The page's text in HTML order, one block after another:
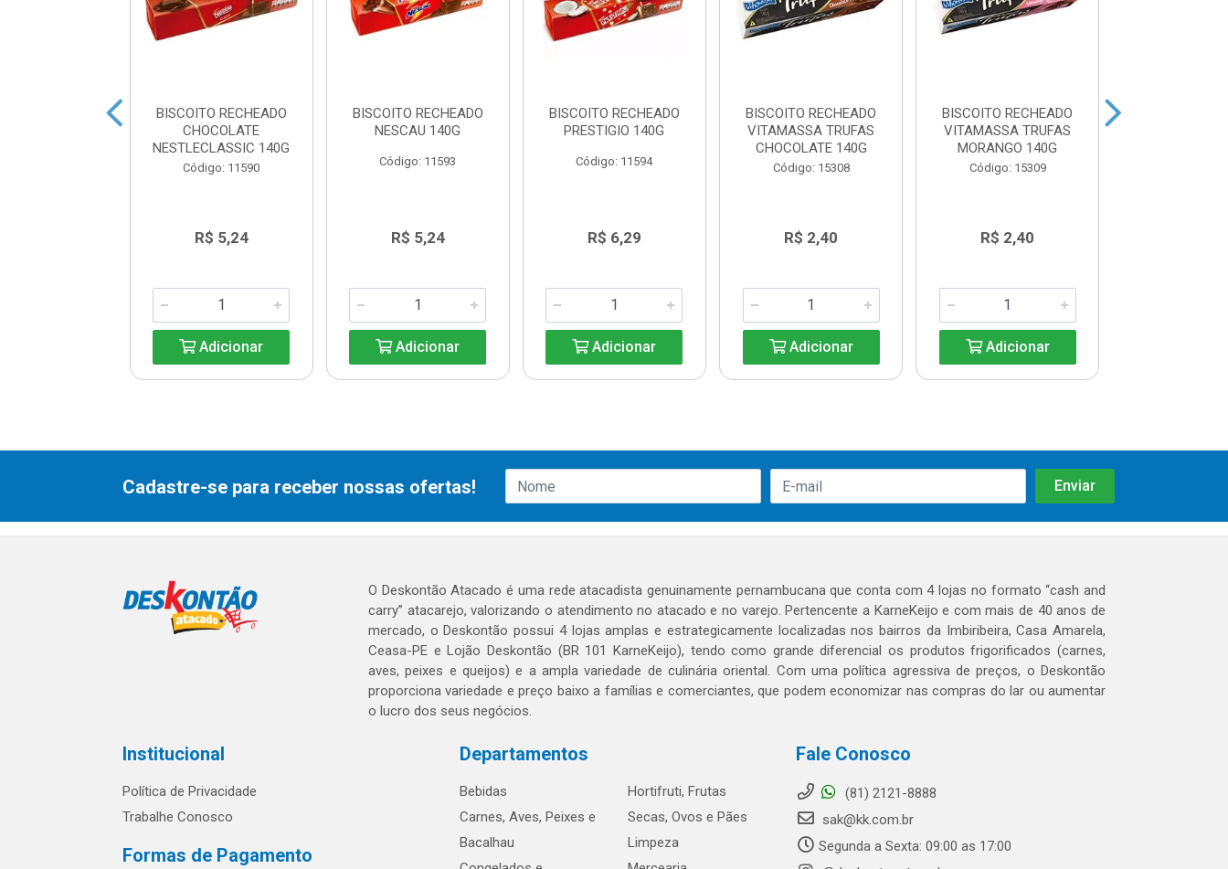
BISCOITO RECHEADO
CHOCOLATE
NESTLECLASSIC 140G
Código: 11590
R$ 5,24
Adicionar
BISCOITO RECHEADO
NESCAU 140G
Código: 11593
R$ 5,24
Adicionar
BISCOITO RECHEADO
PRESTIGIO 140G
Código: 11594
R$ 6,29
Adicionar
BISCOITO RECHEADO
VITAMASSA TRUFAS
CHOCOLATE 140G
Código: 15308
R$ 2,40
Adicionar
BISCOITO RECHEADO
VITAMASSA TRUFAS
MORANGO 140G
Código: 15309
R$ 2,40
Adicionar
Cadastre-se para receber nossas ofertas!
O Deskontão Atacado é uma rede atacadista genuinamente pernambucana que conta com 4 lojas no formato “cash and
carry” atacarejo, valorizando o atendimento no atacado e no varejo. Pertencente a KarneKeijo e com mais de 40 anos de
mercado, o Deskontão possui 4 lojas amplas e estrategicamente localizadas nos bairros da Imbiribeira, Casa Amarela,
Ceasa-PE e Lojão Deskontão (BR 101 KarneKeijo), tendo como grande diferencial os produtos frigorificados (carnes,
aves, peixes e queijos) e a ampla variedade de culinária oriental. Com uma política agressiva de preços, o Deskontão
proporciona variedade e preço baixo a famílias e comerciantes, que podem economizar nas compras do lar ou aumentar
o lucro dos seus negócios.
Institucional
Política de Privacidade
Trabalhe Conosco
Formas de Pagamento
Departamentos
Bebidas
Carnes, Aves, Peixes e
Bacalhau
Hortifruti, Frutas
Secas, Ovos e Pães
Limpeza
Fale Conosco
(81) 2121-8888
sak@kk.com.br
Segunda a Sexta: 09:00 as 17:00